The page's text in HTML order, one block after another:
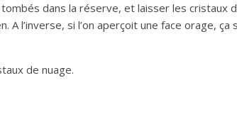
dans la réserve, et laisser les cristaux
l’inverse, si l’on aperçoit une face orage, ça
de nuage.